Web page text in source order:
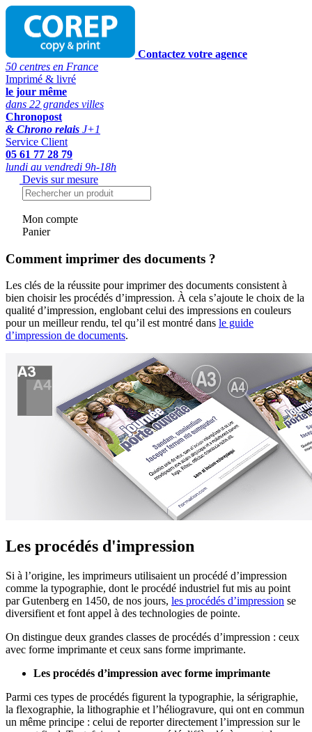
Contactez votre agence
50 centres en France
Imprimé & livré
le jour même
dans 22 grandes villes
Chronopost
& Chrono relais J+1
Service Client
05 61 77 28 79
lundi au vendredi 9h-18h
Devis sur mesure
Mon compte
Panier
Comment imprimer des documents ?
Les clés de la réussite pour imprimer des documents consistent à
bien choisir les procédés d’impression. À cela s’ajoute le choix de la
qualité d’impression, englobant celui des impressions en couleurs
pour un meilleur rendu, tel qu’il est montré dans le guide
d’impression de documents.
Les procédés d'impression
Si à l’origine, les imprimeurs utilisaient un procédé d’impression
comme la typographie, dont le procédé industriel fut mis au point
par Gutenberg en 1450, de nos jours, les procédés d’impression se
diversifient et font appel à des technologies de pointe.
On distingue deux grandes classes de procédés d’impression : ceux
avec forme imprimante et ceux sans forme imprimante.
Les procédés d’impression avec forme imprimante
Parmi ces types de procédés figurent la typographie, la sérigraphie,
la flexographie, la lithographie et l’héliogravure, qui ont en commun
un même principe : celui de reporter directement l’impression sur le